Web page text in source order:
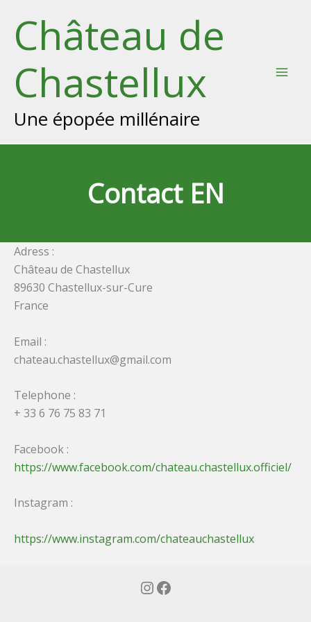
content
Château de
Chastellux
Une épopée millénaire
Contact EN
Adress :
Château de Chastellux
89630 Chastellux-sur-Cure
France
Email :
chateau.chastellux@gmail.com
Telephone :
+ 33 6 76 75 83 71
Facebook :
https://www.facebook.com/chateau.chastellux.officiel/
Instagram :
https://www.instagram.com/chateauchastellux
Instagram
Facebook